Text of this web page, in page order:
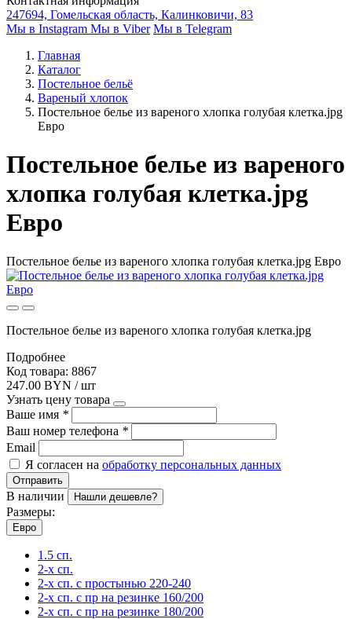
247694, Гомельская область, Калинковичи, 83
Мы в Instagram Мы в Viber Мы в Telegram
Главная
Каталог
Постельное бельё
Вареный хлопок
Постельное белье из вареного хлопка голубая клетка.jpg
Евро
Постельное белье из вареного
хлопка голубая клетка.jpg
Евро
Постельное белье из вареного хлопка голубая клетка.jpg Евро
Постельное белье из вареного хлопка голубая клетка.jpg
Подробнее
Код товара: 8867
247.00 BYN / шт
Узнать цену товара
Ваше имя *
Ваш номер телефона *
Email
Я согласен на обработку персональных данных
Отправить
В наличии Нашли дешевле?
Размеры:
Евро
1.5 сп.
2-х сп.
2-х сп. с простынью 220-240
2-х сп. с пр на резинке 160/200
2-х сп. с пр на резинке 180/200